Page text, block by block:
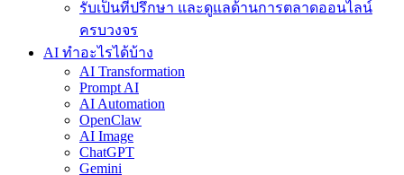
รับเป็นที่ปรึกษา และดูแลด้านการตลาดออนไลน์
ครบวงจร
AI ทำอะไรได้บ้าง
AI Transformation
Prompt AI
AI Automation
OpenClaw
AI Image
ChatGPT
Gemini